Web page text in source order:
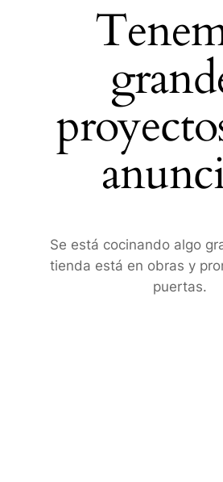
Se está cocinando algo
tienda está en obras y
puertas.